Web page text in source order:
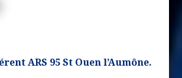
ARS 95 St Ouen l’Aumône.